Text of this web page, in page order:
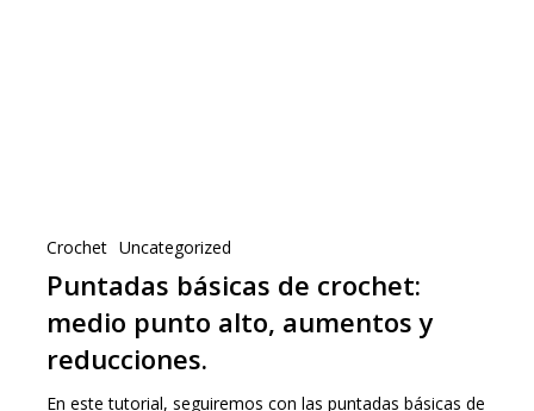
Crochet Uncategorized
Puntadas básicas de crochet:
medio punto alto, aumentos y
reducciones.
En este tutorial, seguiremos con las puntadas básicas de